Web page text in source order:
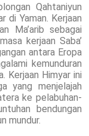
Qahtaniyun
di Yaman. Kerjaan
Ma’arib sebagai
kerjaan Saba’
antara Eropa
kemunduran
Kerjaan Himyar ini
yang menjelajah
ke pelabuhan-
bendungan
mundur.